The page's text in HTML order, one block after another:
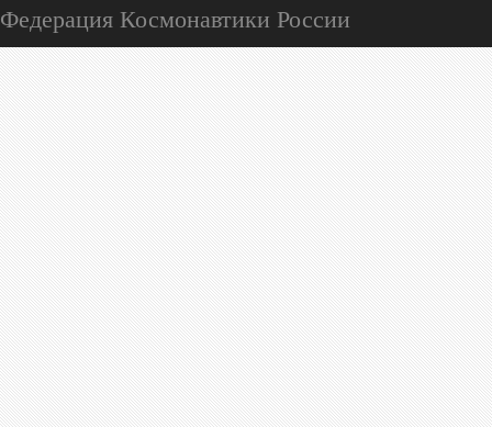
Федерация Космонавтики России